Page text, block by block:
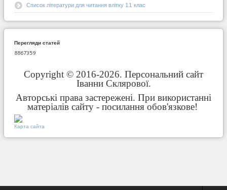
Список літератури для читання влітку 11 клас
Перегляди статей
8867359
Copyright © 2016-2026. Персональний сайт
Іванни Склярової.
Авторські права застережені. При використанні
матеріалів сайту - посилання обов'язкове!
Карта сайта